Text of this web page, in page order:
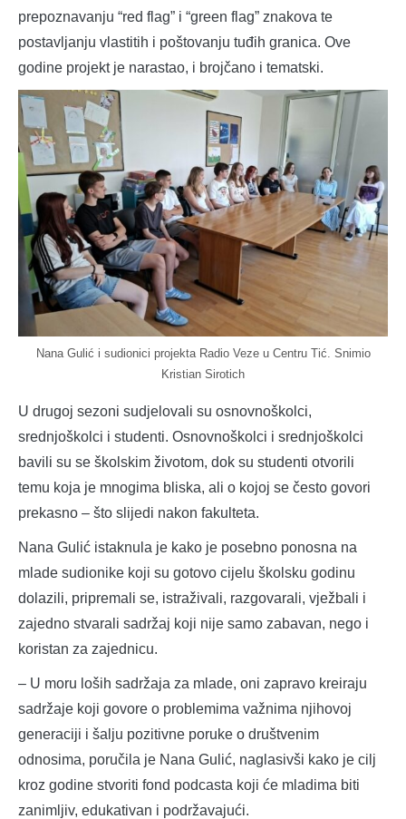
prepoznavanju “red flag” i “green flag” znakova te
postavljanju vlastitih i poštovanju tuđih granica. Ove
godine projekt je narastao, i brojčano i tematski.
Nana Gulić i sudionici projekta Radio Veze u Centru Tić. Snimio
Kristian Sirotich
U drugoj sezoni sudjelovali su osnovnoškolci,
srednjoškolci i studenti. Osnovnoškolci i srednjoškolci
bavili su se školskim životom, dok su studenti otvorili
temu koja je mnogima bliska, ali o kojoj se često govori
prekasno – što slijedi nakon fakulteta.
Nana Gulić istaknula je kako je posebno ponosna na
mlade sudionike koji su gotovo cijelu školsku godinu
dolazili, pripremali se, istraživali, razgovarali, vježbali i
zajedno stvarali sadržaj koji nije samo zabavan, nego i
koristan za zajednicu.
– U moru loših sadržaja za mlade, oni zapravo kreiraju
sadržaje koji govore o problemima važnima njihovoj
generaciji i šalju pozitivne poruke o društvenim
odnosima, poručila je Nana Gulić, naglasivši kako je cilj
kroz godine stvoriti fond podcasta koji će mladima biti
zanimljiv, edukativan i podržavajući.